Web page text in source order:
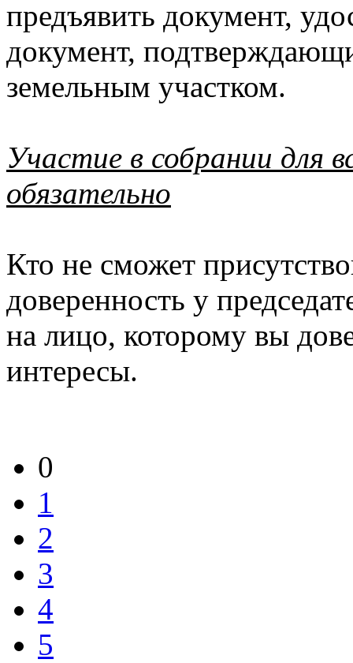
предъявить документ,
документ,
земельным
Участие в собрании для
обязательно
Кто не сможет
доверенность у
на лицо, которому вы
интересы.
0
1
2
3
4
5